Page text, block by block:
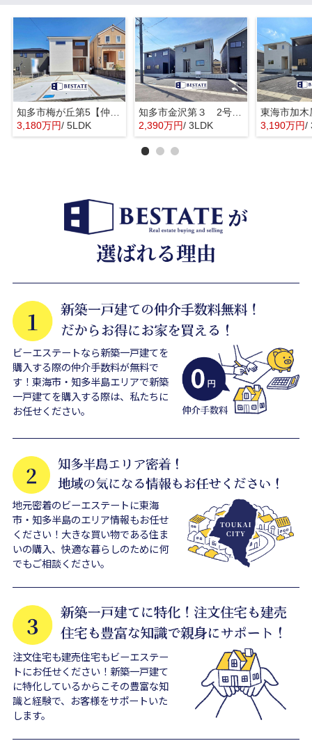
3,180万円/ 5LDK
知多市金沢第３ 2号棟【仲介手数料0円】
2,390万円/ 3LDK 3,190万円/
ビーエステートなら新築一戸建てを
購入する際の仲介手数料が無料で
す！東海市・知多半島エリアで新築
一戸建てを購入する際は、私たちに
お任せください。
地元密着のビーエステートに東海
市・知多半島のエリア情報もお任せ
ください！大きな買い物である住ま
いの購入、快適な暮らしのために何
でもご相談ください。
注文住宅も建売住宅もビーエステー
トにお任せください！新築一戸建て
に特化しているからこその豊富な知
識と経験で、お客様をサポートいた
します。